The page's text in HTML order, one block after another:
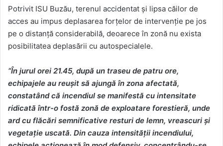
Potrivit ISU Buzău, terenul accidentat şi lipsa căilor de
acces au impus deplasarea forţelor de intervenţie pe jos
pe o distanţă considerabilă, deoarece în zonă nu exista
posibilitatea deplasării cu autospecialele.
“În jurul orei 21.45, după un traseu de patru ore,
echipajele au reuşit să ajungă în zona afectată,
constatând că incendiul se manifestă cu intensitate
ridicată într-o fostă zonă de exploatare forestieră, unde
ard cu flăcări semnificative resturi de lemn, vreascuri şi
vegetaţie uscată. Din cauza intensităţii incendiului,